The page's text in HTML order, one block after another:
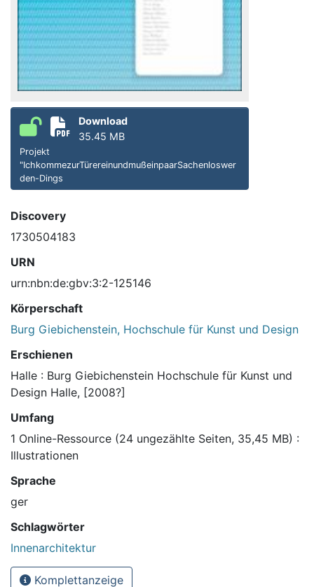
Download
35.45 MB
Projekt
"IchkommezurTürereinundmußeinpaarSachenloswer
den-Dings
Discovery
1730504183
URN
urn:nbn:de:gbv:3:2-125146
Körperschaft
Burg Giebichenstein, Hochschule für Kunst und Design
Erschienen
Halle : Burg Giebichenstein Hochschule für Kunst und
Design Halle, [2008?]
Umfang
1 Online-Ressource (24 ungezählte Seiten, 35,45 MB) :
Illustrationen
Sprache
ger
Schlagwörter
Innenarchitektur
Komplettanzeige